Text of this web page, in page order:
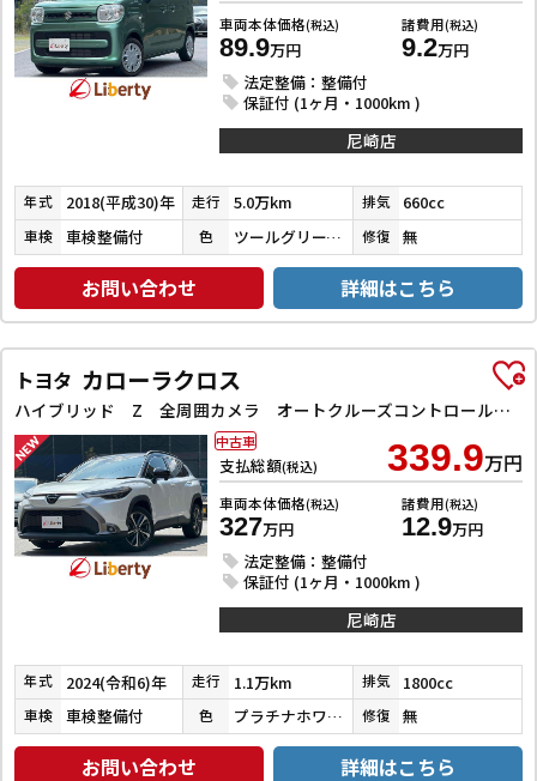
車両本体価格(税込)
89.9万円
諸費用(税込)
9.2万円
法定整備：整備付
保証付 (1ヶ月・1000km )
尼崎店
年式 2018(平成30)年 走行 5.0万km 排気 660cc
車検 車検整備付 色 ツールグリーンパールメタリック 修復 無
お問い合わせ 詳細はこちら
トヨタ カローラクロス
ハイブリッド Z 全周囲カメラ オートクルーズコントロール レーンアシスト パワーシート 衝突被害軽減システム ナビ TV オートライト LEDヘッドランプ ヘッドライトウォッシャー 電動リアゲート アルミホイール
支払総額(税込) 339.9万円
車両本体価格(税込)
327万円
諸費用(税込)
12.9万円
法定整備：整備付
保証付 (1ヶ月・1000km )
中古車
尼崎店
年式 2024(令和6)年 走行 1.1万km 排気 1800cc
車検 車検整備付 色 プラチナホワイトパールマイカ／アティチュードブラックマイカ 修復 無
お問い合わせ 詳細はこちら